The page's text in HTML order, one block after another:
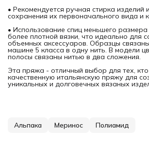
• Рекомендуется ручная стирка изделий
сохранения их первоначального вида и
• Использование спиц меньшего размера
более плотной вязки, что идеально для
объемных аксессуаров. Образцы
машине 5 класса в одну нить. В модели
полосы связаны нитью в два сложения.
Эта пряжа - отличный выбор для тех,
качественную итальянскую пряжу для
уникальных и долговечных вязаных
Альпака Меринос Полиамид